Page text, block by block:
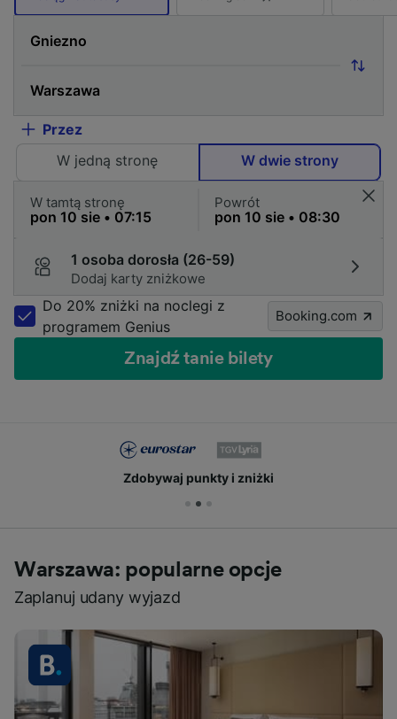
Przez
W jedną stronę
W dwie strony
W tamtą stronę Powrót
1 osoba dorosła (26-59)
Dodaj karty zniżkowe
Do 20% zniżki na noclegi z
programem Genius
Booking.com
Znajdź tanie bilety
Zdobywaj punkty i zniżki
Warszawa: popularne opcje
Zaplanuj udany wyjazd